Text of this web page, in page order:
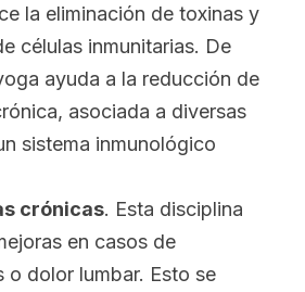
la eliminación de toxinas y
células inmunitarias. De
ayuda a la reducción de
asociada a diversas
sistema inmunológico
crónicas. Esta disciplina
en casos de
o dolor lumbar. Esto se